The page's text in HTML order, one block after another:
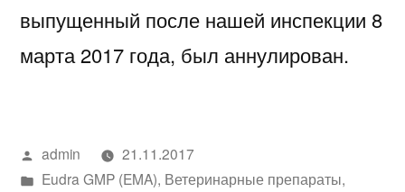
выпущенный после нашей инспекции 8
марта 2017 года, был аннулирован.
Написано
автором
admin
21.11.2017
Написано
Eudra GMP (EMA), Ветеринарные препараты,